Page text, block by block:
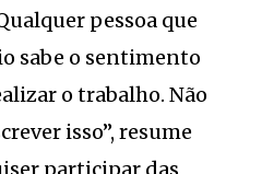
pessoa que
sabe o sentimento
o trabalho. Não
isso”, resume
participar das